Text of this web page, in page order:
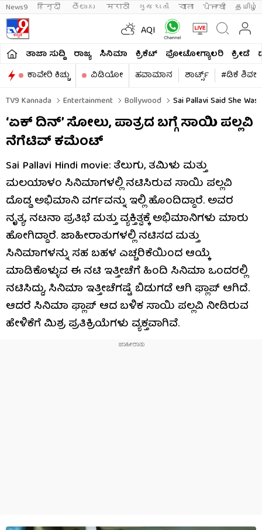
News9 हिन्दी తెలుగు मराठी ગુજરાતી বাংলা ਪੰਜਾਬੀ தமிழ்
AQI
ತಾಜಾ ಸುದ್ದಿ ರಾಜ್ಯ ಸಿನಿಮಾ ಕ್ರಿಕೆಟ್​ ಫೋಟೋಗ್ಯಾಲರಿ ಕ್ರೀಡೆ
ಕಾವೇರಿ ಕಿಚ್ಚು
ವಿಡಿಯೋ ಹವಾಮಾನ ಶಾರ್ಟ್ಸ್​
#ಡಿಕೆ
TV9 Kannada
Entertainment Bollywood Sai Pallavi Said She
‘ಏಕ್ ದಿನ್’ ಸೋಲು, ಪಾತ್ರದ ಬಗ್ಗೆ ಸಾಯಿ ಪಲ್ಲವಿ
ನೆಗೆಟಿವ್ ಕಮೆಂಟ್
Sai Pallavi Hindi movie: ತೆಲುಗು, ತಮಿಳು ಮತ್ತು
ಮಲಯಾಳಂ ಸಿನಿಮಾಗಳಲ್ಲಿ ನಟಿಸಿರುವ ಸಾಯಿ ಪಲ್ಲವಿ
ದೊಡ್ಡ ಅಭಿಮಾನಿ ವರ್ಗವನ್ನು ಇಲ್ಲಿ ಹೊಂದಿದ್ದಾರೆ. ಅವರ
ನೃತ್ಯ, ನಟನಾ ಪ್ರತಿಭೆ ಮತ್ತು ವ್ಯಕ್ತಿತ್ವಕ್ಕೆ ಅಭಿಮಾನಿಗಳು ಮಾರು
ಹೋಗಿದ್ದಾರೆ. ಜಾಹೀರಾತುಗಳಲ್ಲಿ ನಟಿಸದ ಮತ್ತು
ಸಿನಿಮಾಗಳನ್ನು ಸಹ ಬಹಳ ಎಚ್ಚರಿಕೆಯಿಂದ ಆಯ್ಕೆ
ಮಾಡಿಕೊಳ್ಳುವ ಈ ನಟಿ ಇತ್ತೀಚೆಗೆ ಹಿಂದಿ ಸಿನಿಮಾ ಒಂದರಲ್ಲಿ
ನಟಿಸಿದ್ದು, ಸಿನಿಮಾ ಇತ್ತೀಚೆಗಷ್ಟೆ ಬಿಡುಗಡೆ ಆಗಿ ಫ್ಲಾಪ್ ಆಗಿದೆ.
ಆದರೆ ಸಿನಿಮಾ ಫ್ಲಾಪ್ ಆದ ಬಳಿಕ ಸಾಯಿ ಪಲ್ಲವಿ ನೀಡಿರುವ
ಹೇಳಿಕೆಗೆ ಮಿಶ್ರ ಪ್ರತಿಕ್ರಿಯೆಗಳು ವ್ಯಕ್ತವಾಗಿವೆ.